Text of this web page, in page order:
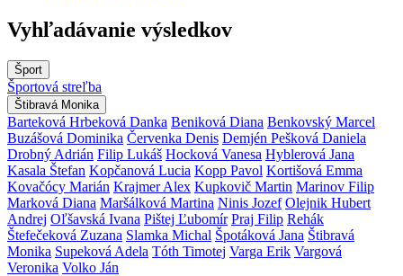
Vyhľadávanie výsledkov
Šport
Športová streľba
Štibravá Monika
Barteková Hrbeková Danka Beniková Diana Benkovský Marcel
Buzášová Dominika Červenka Denis Demjén Pešková Daniela
Drobný Adrián Filip Lukáš Hocková Vanesa Hyblerová Jana
Kasala Štefan Kopčanová Lucia Kopp Pavol Kortišová Emma
Kovačócy Marián Krajmer Alex Kupkovič Martin Marinov Filip
Marková Diana Maršálková Martina Ninis Jozef Olejnik Hubert
Andrej Oľšavská Ivana Pištej Ľubomír Praj Filip Rehák
Štefečeková Zuzana Slamka Michal Špotáková Jana Štibravá
Monika Supeková Adela Tóth Timotej Varga Erik Vargová
Veronika Volko Ján